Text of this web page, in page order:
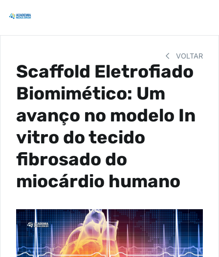
VOLTAR
Scaffold Eletrofiado
Biomimético: Um
avanço no modelo In
vitro do tecido
fibrosado do
miocárdio humano